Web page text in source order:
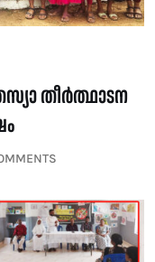
തീർത്ഥാടന